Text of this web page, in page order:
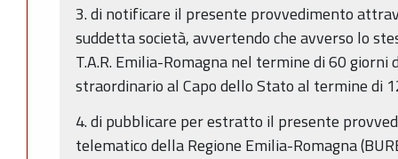
3. di notificare il presente provvedimento
suddetta società, avvertendo che avverso lo
T.A.R. Emilia-Romagna nel termine di 60
straordinario al Capo dello Stato al termine di
4. di pubblicare per estratto il presente
telematico della Regione Emilia-Romagna